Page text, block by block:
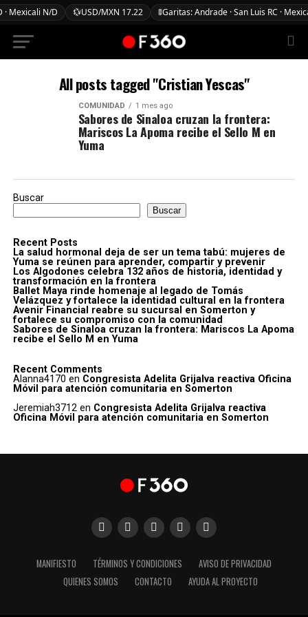
· Mexicali N/D 💱USD/MXN 17.22 🚦Garitas: Andrade · San Luis RC ·
All posts tagged "Cristian Yescas"
COMUNIDAD 1 mes ago
Sabores de Sinaloa cruzan la frontera:
Mariscos La Apoma recibe el Sello M en
Yuma
Buscar
Buscar
Recent Posts
La salud hormonal deja de ser un tema tabú: mujeres de
Yuma se reúnen para aprender, compartir y prevenir
Los Algodones celebra 132 años de historia, identidad y
transformación en la frontera
Ballet Maya rinde homenaje al legado de Tomás
Velázquez y fortalece la identidad cultural en la frontera
Avenir Financial reabre su sucursal en Somerton y
fortalece su compromiso con la comunidad
Sabores de Sinaloa cruzan la frontera: Mariscos La Apoma
recibe el Sello M en Yuma
Recent Comments
Alanna4170 en Congresista Adelita Grijalva reactiva Oficina
Móvil para atención comunitaria en Somerton
Jeremiah3712en Congresista Adelita Grijalva reactiva
Oficina Móvil para atención comunitaria en Somerton
MANIFIESTO TÉRMINOS Y CONDICIONES
AVISO DE PRIVACIDAD
QUIENES SOMOS
CONTACTO AYUDA AL PROYECTO